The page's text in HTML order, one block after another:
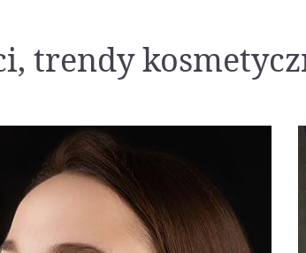
trendy